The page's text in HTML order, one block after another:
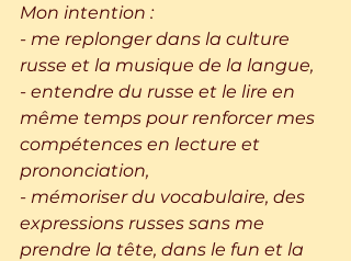
Mon intention :
- me replonger dans la culture
russe et la musique de la langue,
- entendre du russe et le lire en
même temps pour renforcer mes
compétences en lecture et
prononciation,
- mémoriser du vocabulaire, des
expressions russes sans me
prendre la tête, dans le fun et la